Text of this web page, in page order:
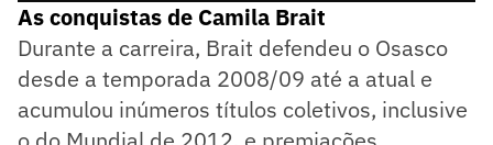
As conquistas de Camila Brait
Durante a carreira, Brait defendeu o Osasco
desde a temporada 2008/09 até a atual e
acumulou inúmeros títulos coletivos, inclusive